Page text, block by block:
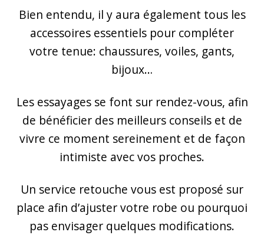
Bien entendu, il y aura également tous les
accessoires essentiels pour compléter
votre tenue: chaussures, voiles, gants,
bijoux…
Les essayages se font sur rendez-vous, afin
de bénéficier des meilleurs conseils et de
vivre ce moment sereinement et de façon
intimiste avec vos proches.
Un service retouche vous est proposé sur
place afin d’ajuster votre robe ou pourquoi
pas envisager quelques modifications.